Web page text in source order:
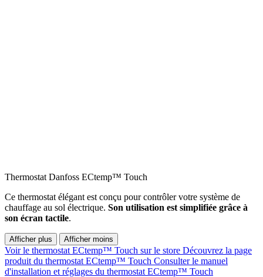
Thermostat Danfoss ECtemp™ Touch
Ce thermostat élégant est conçu pour contrôler votre système de
chauffage au sol électrique. Son utilisation est simplifiée grâce à
son écran tactile.
Afficher plus Afficher moins
Voir le thermostat ECtemp™ Touch sur le store Découvrez la page
produit du thermostat ECtemp™ Touch Consulter le manuel
d'installation et réglages du thermostat ECtemp™ Touch